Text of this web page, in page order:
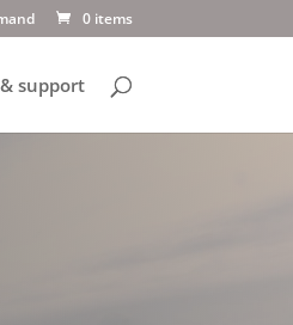
0 items
support